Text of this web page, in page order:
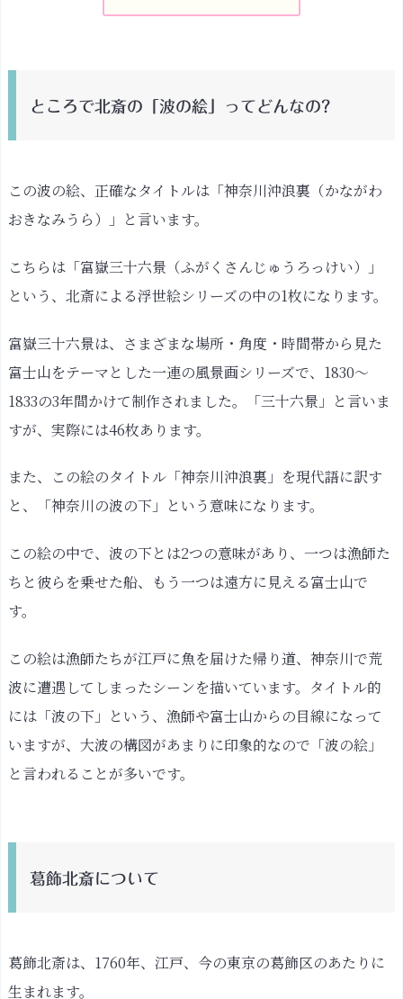
と
北
「波
の
絵」
て
ど
な
の?
葛
飾
斎
に
い
沖
浪
裏
は
響
て
ところで北斎の「波の絵」ってどんなの?
この波の絵、正確なタイトルは「神奈川沖浪裏（かながわ
おきなみうら）
」と言います。
こちらは「富嶽三十六景（ふがくさんじゅうろっけい）」
という、北斎による浮世絵シリーズの中の1枚になります。
富嶽三十六景は、さまざまな場所・角度・時間帯から見た
富士山をテーマとした一連の風景画シリーズで、1830〜
1833の3年間かけて制作されました。「三十六景」と言いま
すが、実際には46枚あります。
また、この絵のタイトル「神奈川沖浪裏」を現代語に訳す
と、「神奈川の波の下」という意味になります。
この絵の中で、波の下とは2つの意味があり、一つは漁師た
ちと彼らを乗せた船、もう一つは遠方に見える富士山で
す。
この絵は漁師たちが江戸に魚を届けた帰り道、神奈川で荒
波に遭遇してしまったシーンを描いています。タイトル的
には「波の下」という、漁師や富士山からの目線になって
いますが、大波の構図があまりに印象的なので「波の絵」
と言われることが多いです。
葛飾北斎について
葛飾北斎は、1760年、江戸、今の東京の葛飾区のあたりに
生まれます。